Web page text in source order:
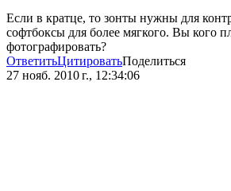
Если в кратце, то зонты нужны для
софтбоксы для более мягкого. Вы кого
фотографировать?
ОтветитьЦитироватьПоделиться
27 нояб. 2010 г., 12:34:06